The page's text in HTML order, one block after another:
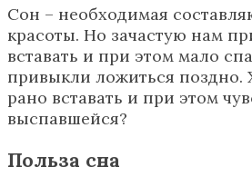
Сон – необходимая
красоты. Но зачастую нам
вставать и при этом мало
привыкли ложиться поздно.
рано вставать и при этом
выспавшейся?
Польза сна